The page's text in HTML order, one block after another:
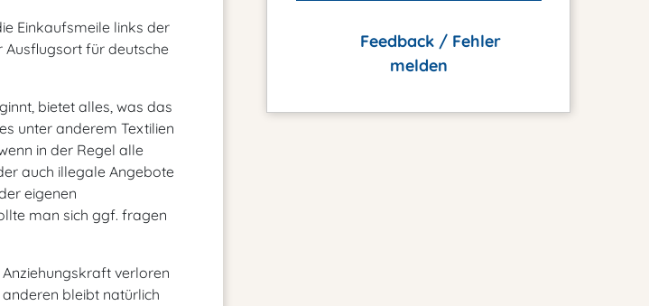
Einkaufsmeile links der
Ausflugsort für deutsche
bietet alles, was das
unter anderem Textilien
in der Regel alle
auch illegale Angebote
eigenen
man sich ggf. fragen
verloren
bleibt natürlich
Feedback / Fehler
melden